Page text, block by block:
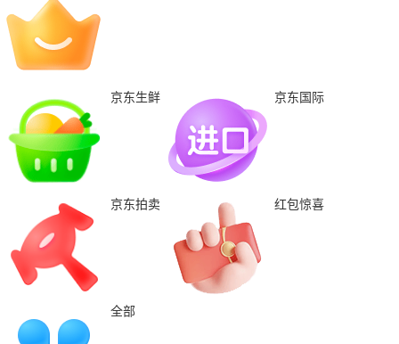
京东生鲜 京东国际
京东拍卖 红包惊喜
全部